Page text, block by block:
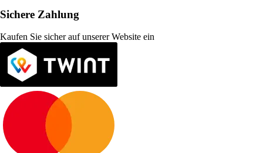
Sichere Zahlung
Kaufen Sie sicher auf unserer Website ein